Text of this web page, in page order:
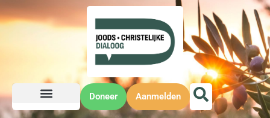
Doneer Aanmelden